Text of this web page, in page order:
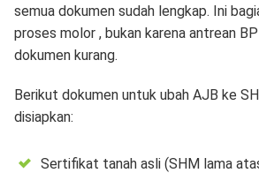
semua dokumen sudah lengkap. Ini
proses molor , bukan karena antrean
dokumen kurang.
Berikut dokumen untuk ubah AJB ke
disiapkan:
Sertifikat tanah asli (SHM lama